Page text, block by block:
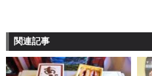
関連記事